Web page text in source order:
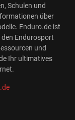
Schulen und
über
Enduro.de ist
den Endurosport
und
Ihr ultimatives